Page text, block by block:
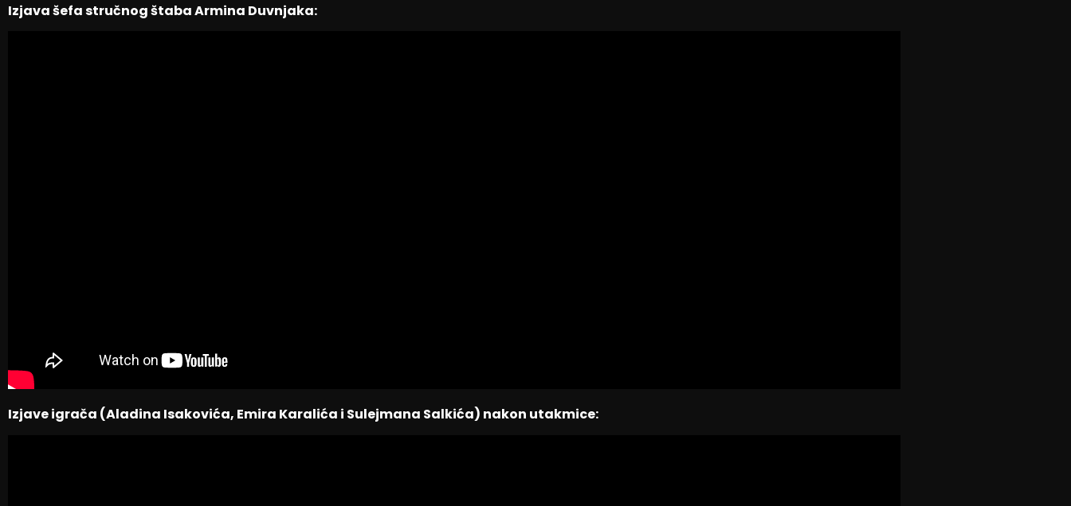
Izjava šefa stručnog štaba Armina Duvnjaka:
Izjave igrača (Aladina Isakovića, Emira Karalića i Sulejmana Salkića) nakon utakmice: